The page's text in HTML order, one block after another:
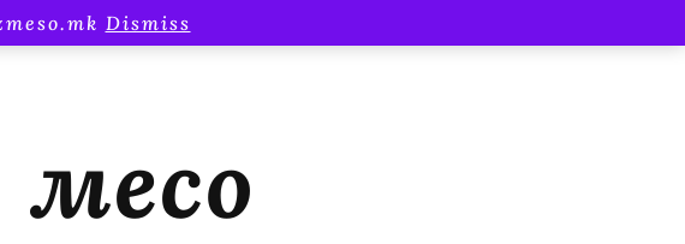
Dismiss
месо